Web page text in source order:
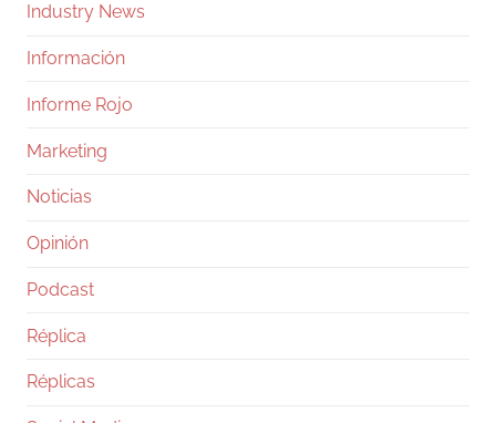
Industry News
Información
Informe Rojo
Marketing
Noticias
Opinión
Podcast
Réplica
Réplicas